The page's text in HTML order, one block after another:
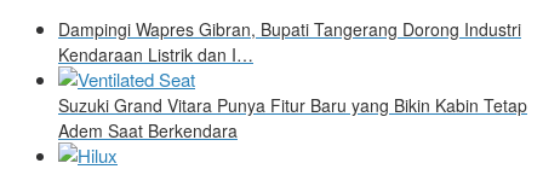
Dampingi Wapres Gibran, Bupati Tangerang Dorong Industri
Kendaraan Listrik dan I…
Suzuki Grand Vitara Punya Fitur Baru yang Bikin Kabin Tetap
Adem Saat Berkendara